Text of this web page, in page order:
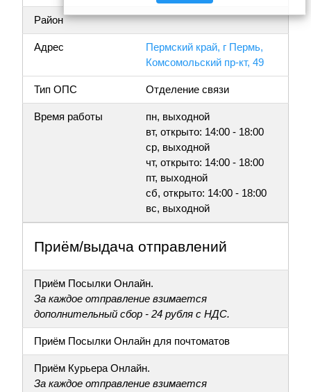
Район
Адрес
Пермский край, г Пермь,
Комсомольский пр-кт, 49
Тип ОПС Отделение связи
Время работы
пн, выходной
вт, открыто: 14:00 - 18:00
ср, выходной
чт, открыто: 14:00 - 18:00
пт, выходной
сб, открыто: 14:00 - 18:00
вс, выходной
Приём/выдача отправлений
Приём Посылки Онлайн.
За каждое отправление взимается
дополнительный сбор - 24 рубля с НДС.
Приём Посылки Онлайн для почтоматов
Приём Курьера Онлайн.
За каждое отправление взимается